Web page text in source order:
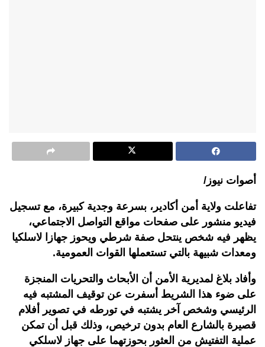
أصوات نيوز/
تفاعلت ولاية أمن أكادير، بسرعة وجدية كبيرة، مع تسجيل
فيديو منشور على صفحات مواقع التواصل الاجتماعي،
يظهر فيه شخص ينتحل صفة شرطي ويحوز جهازا لاسلكيا
ومعدات شبيهة بالتي تستعملها القوات العمومية.
وأفاد بلاغ لمديرية الأمن أن الأبحاث والتحريات المنجزة
على ضوء هذا الشريط أسفرت عن توقيف المشتبه فيه
الرئيسي وشخص آخر يشتبه في تورطه في تصوير أفلام
قصيرة بالشارع العام بدون ترخيص، وذلك قبل أن تمكن
عملية التفتيش من العثور بحوزتهما على جهاز لاسلكي